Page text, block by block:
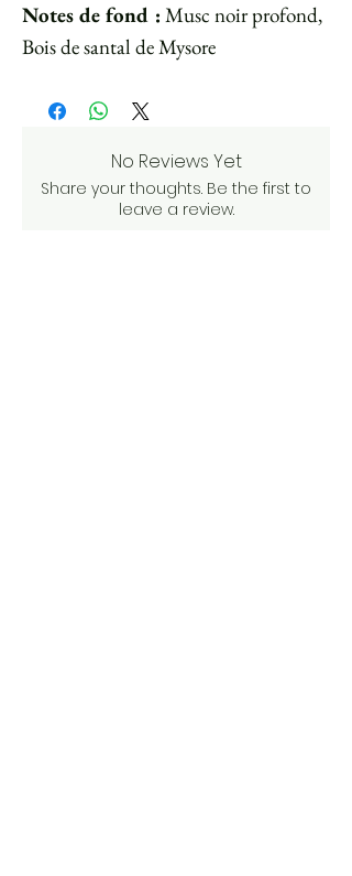
Notes de fond : Musc noir profond,
Bois de santal de Mysore
No Reviews Yet
Share your thoughts. Be the first to
leave a review.